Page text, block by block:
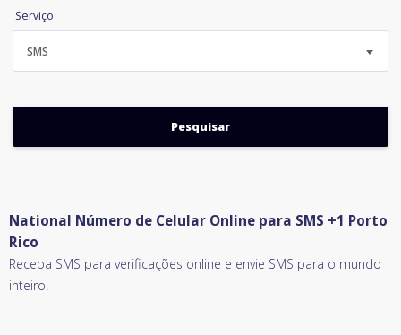
Serviço
SMS
National Número de Celular Online para SMS +1 Porto
Rico
Receba SMS para verificações online e envie SMS para o mundo
inteiro.